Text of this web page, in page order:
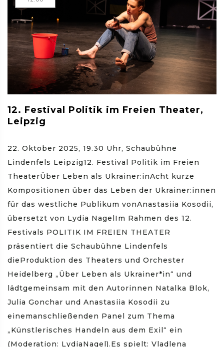
12. Festival Politik im Freien Theater,
Leipzig
22. Oktober 2025, 19.30 Uhr, Schaubühne
Lindenfels Leipzig12. Festival Politik im Freien
TheaterÜber Leben als Ukrainer:inAcht kurze
Kompositionen über das Leben der Ukrainer:innen
für das westliche Publikum vonAnastasiia Kosodii,
übersetzt von Lydia NagelIm Rahmen des 12.
Festivals POLITIK IM FREIEN THEATER
präsentiert die Schaubühne Lindenfels
dieProduktion des Theaters und Orchester
Heidelberg „Über Leben als Ukrainer*in“ und
lädtgemeinsam mit den Autorinnen Natalka Blok,
Julia Gonchar und Anastasiia Kosodii zu
einemanschließenden Panel zum Thema
„Künstlerisches Handeln aus dem Exil“ ein
(Moderation: LydiaNagel).Es spielt: Vladlena